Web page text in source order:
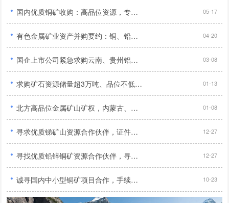
· 国内优质铜矿收购：高品位资源，专业收购，全国范围合作... 05-17
· 有色金属矿业资产并购要约：铜、铅锌、镍等矿种专项采购... 04-20
· 国企上市公司紧急求购云南、贵州铝土矿及新疆、内蒙古煤炭与铝土矿资源... 03-08
· 求购矿石资源储量超3万吨、品位不低于1%的优质铜矿... 01-13
· 北方高品位金属矿山矿权，内蒙古、河北地区优先，需合法、无纠纷... 01-08
· 寻求优质锑矿山资源合作伙伴，证件齐全、无纠纷、纯度高，期待合作！... 12-27
· 寻找优质铅锌铜矿资源合作伙伴，寻求合法合规、储量大、品位高的矿产资源！... 12-27
· 诚寻国内中小型铜矿项目合作，手续齐全勘探报告完整优先... 10-23